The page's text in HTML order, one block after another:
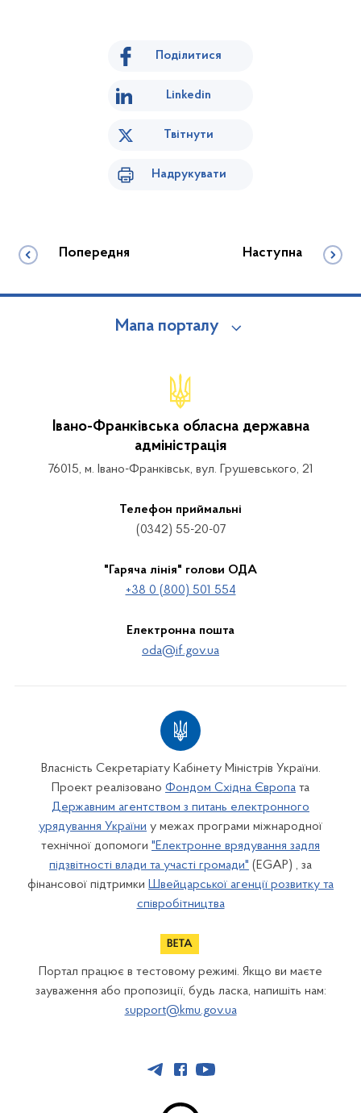
Поділитися
Linkedin
Твітнути
Надрукувати
Попередня Наступна
Мапа порталу
Івано-Франківська обласна державна
адміністрація
76015, м. Івано-Франківськ, вул. Грушевського, 21
Телефон приймальні
(0342) 55-20-07
"Гаряча лінія" голови ОДА
+38 0 (800) 501 554
Електронна пошта
oda@if.gov.ua
Власність Секретаріату Кабінету Міністрів України.
Проект реалізовано Фондом Східна Європа та
Державним агентством з питань електронного
урядування України у межах програми міжнародної
технічної допомоги "Електронне врядування задля
підзвітності влади та участі громади" (EGAP) , за
фінансової підтримки Швейцарської агенції розвитку та
співробітництва
Портал працює в тестовому режимі. Якщо ви маєте
зауваження або пропозиції, будь ласка, напишіть нам:
support@kmu.gov.ua